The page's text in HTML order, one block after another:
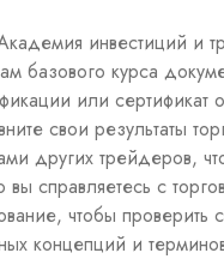
инвестиций и
базового курса
или сертификат
свои результаты
других трейдеров,
справляетесь с
чтобы проверить
концепций и